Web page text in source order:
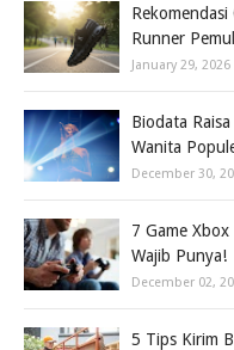
Runner
January 29, 2026
Biodata
Wanita
December 30,
7 Game
Wajib Punya!
December 02,
5 Tips Kirim